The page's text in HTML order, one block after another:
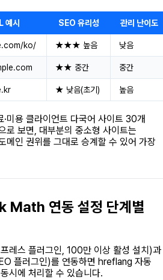
예시 SEO 유리성 관리 난이도
ko/ ★★★ 높음 낮음
★★ 중간 중간
★ 낮음(초기) 높음
미용 클라이언트 다국어 사이트 30개
로 보면, 대부분의 중소형 사이트는
메인 권위를 그대로 승계할 수 있어 가장
연동 설정 단계별
레스 플러그인, 100만 이상 활성 설치)과
플러그인)를 연동하면 hreflang 자동
시에 처리할 수 있습니다.